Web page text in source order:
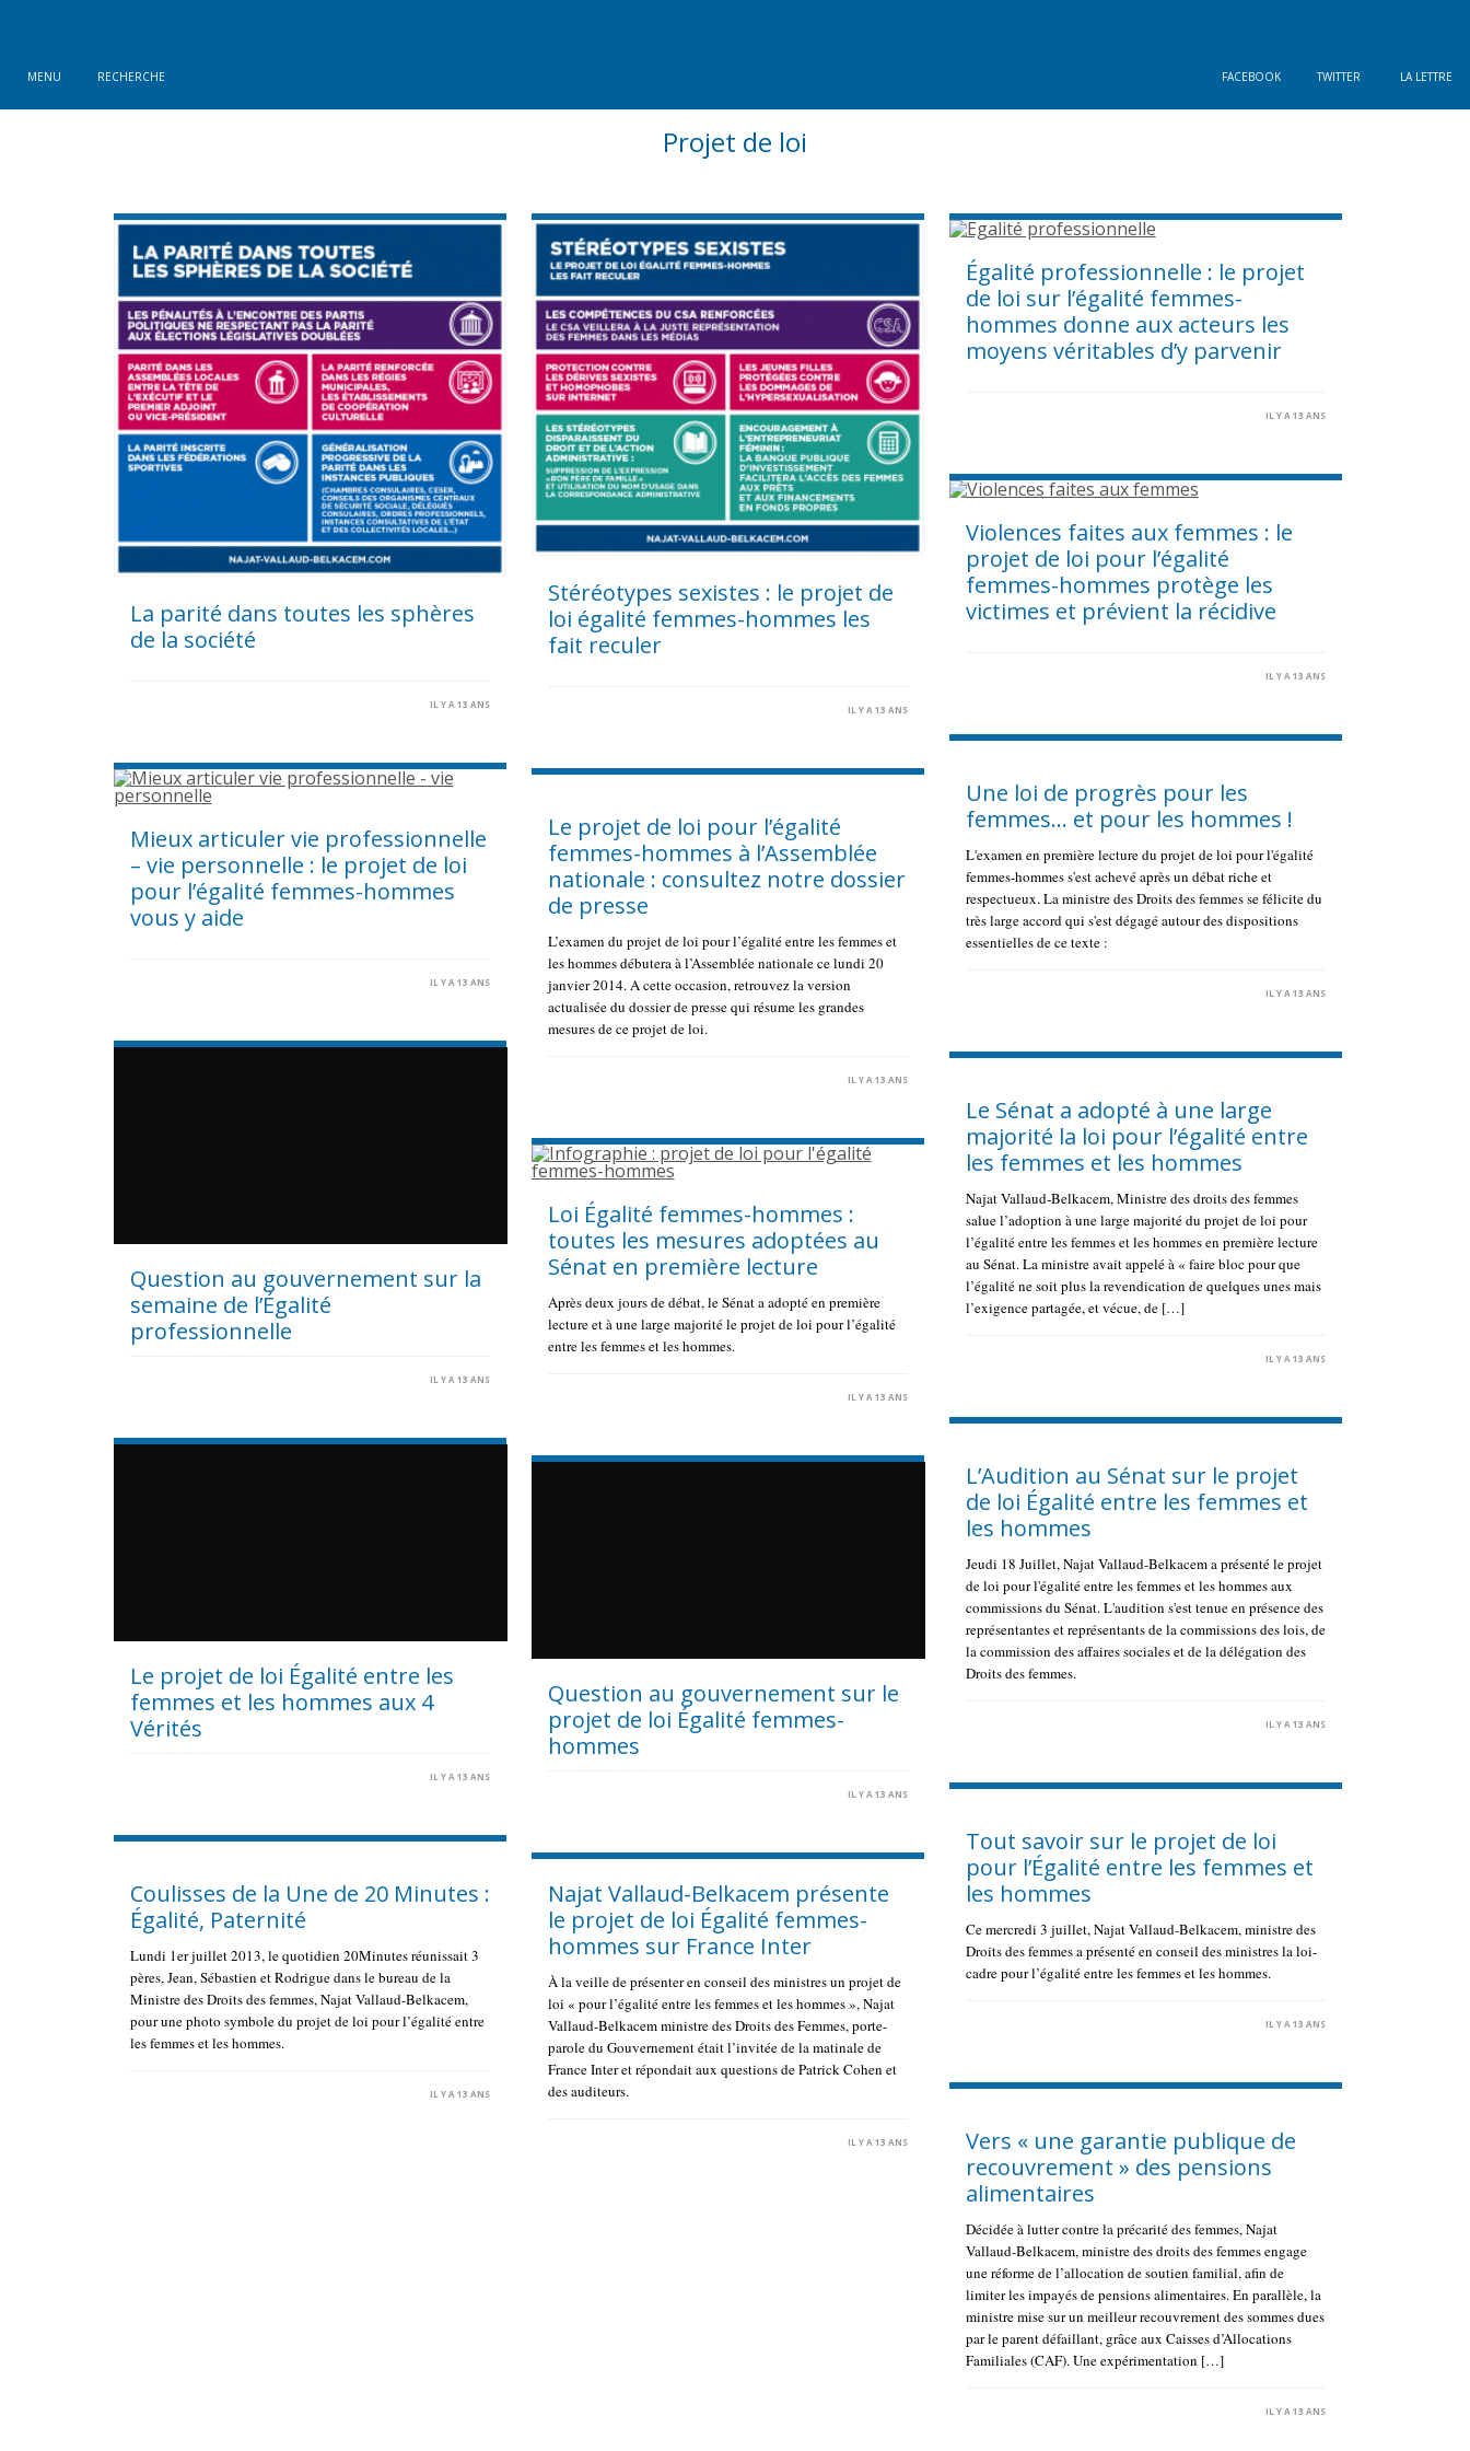
MENU RECHERCHE LA LETTRE
TWITTER
FACEBOOK
Projet de loi
La parité dans toutes les sphères
de la société
IL Y A 13 ANS
Stéréotypes sexistes : le projet de
loi égalité femmes-hommes les
fait reculer
IL Y A 13 ANS
Égalité professionnelle : le projet
de loi sur l’égalité femmes-
hommes donne aux acteurs les
moyens véritables d’y parvenir
IL Y A 13 ANS
Violences faites aux femmes : le
projet de loi pour l’égalité
femmes-hommes protège les
victimes et prévient la récidive
IL Y A 13 ANS
Une loi de progrès pour les
femmes… et pour les hommes !
L'examen en première lecture du projet de loi pour l'égalité
femmes-hommes s'est achevé après un débat riche et
respectueux. La ministre des Droits des femmes se félicite du
très large accord qui s'est dégagé autour des dispositions
essentielles de ce texte :
IL Y A 13 ANS
Mieux articuler vie professionnelle
– vie personnelle : le projet de loi
pour l’égalité femmes-hommes
vous y aide
IL Y A 13 ANS
Le projet de loi pour l’égalité
femmes-hommes à l’Assemblée
nationale : consultez notre dossier
de presse
L’examen du projet de loi pour l’égalité entre les femmes et
les hommes débutera à l’Assemblée nationale ce lundi 20
janvier 2014. A cette occasion, retrouvez la version
actualisée du dossier de presse qui résume les grandes
mesures de ce projet de loi.
IL Y A 13 ANS
Question au gouvernement sur la
semaine de l’Égalité
professionnelle
IL Y A 13 ANS
Le Sénat a adopté à une large
majorité la loi pour l’égalité entre
les femmes et les hommes
Najat Vallaud-Belkacem, Ministre des droits des femmes
salue l’adoption à une large majorité du projet de loi pour
l’égalité entre les femmes et les hommes en première lecture
au Sénat. La ministre avait appelé à « faire bloc pour que
l’égalité ne soit plus la revendication de quelques unes mais
l’exigence partagée, et vécue, de […]
IL Y A 13 ANS
Loi Égalité femmes-hommes :
toutes les mesures adoptées au
Sénat en première lecture
Après deux jours de débat, le Sénat a adopté en première
lecture et à une large majorité le projet de loi pour l’égalité
entre les femmes et les hommes.
IL Y A 13 ANS
L’Audition au Sénat sur le projet
de loi Égalité entre les femmes et
les hommes
Jeudi 18 Juillet, Najat Vallaud-Belkacem a présenté le projet
de loi pour l'égalité entre les femmes et les hommes aux
commissions du Sénat. L'audition s'est tenue en présence des
représentantes et représentants de la commissions des lois, de
la commission des affaires sociales et de la délégation des
Droits des femmes.
IL Y A 13 ANS
Le projet de loi Égalité entre les
femmes et les hommes aux 4
Vérités
IL Y A 13 ANS
Question au gouvernement sur le
projet de loi Égalité femmes-
hommes
IL Y A 13 ANS
Tout savoir sur le projet de loi
pour l’Égalité entre les femmes et
les hommes
Ce mercredi 3 juillet, Najat Vallaud-Belkacem, ministre des
Droits des femmes a présenté en conseil des ministres la loi-
cadre pour l’égalité entre les femmes et les hommes.
IL Y A 13 ANS
Coulisses de la Une de 20 Minutes :
Égalité, Paternité
Lundi 1er juillet 2013, le quotidien 20Minutes réunissait 3
pères, Jean, Sébastien et Rodrigue dans le bureau de la
Ministre des Droits des femmes, Najat Vallaud-Belkacem,
pour une photo symbole du projet de loi pour l’égalité entre
les femmes et les hommes.
IL Y A 13 ANS
Najat Vallaud-Belkacem présente
le projet de loi Égalité femmes-
hommes sur France Inter
À la veille de présenter en conseil des ministres un projet de
loi « pour l’égalité entre les femmes et les hommes », Najat
Vallaud-Belkacem ministre des Droits des Femmes, porte-
parole du Gouvernement était l’invitée de la matinale de
France Inter et répondait aux questions de Patrick Cohen et
des auditeurs.
IL Y A 13 ANS
Vers « une garantie publique de
recouvrement » des pensions
alimentaires
Décidée à lutter contre la précarité des femmes, Najat
Vallaud-Belkacem, ministre des droits des femmes engage
une réforme de l’allocation de soutien familial, afin de
limiter les impayés de pensions alimentaires. En parallèle, la
ministre mise sur un meilleur recouvrement des sommes dues
par le parent défaillant, grâce aux Caisses d’Allocations
Familiales (CAF). Une expérimentation […]
IL Y A 13 ANS